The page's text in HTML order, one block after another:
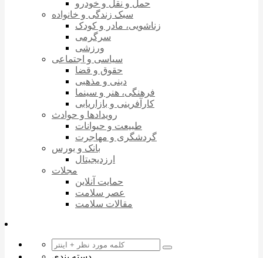
حمل و نقل و خودرو
سبک زندگی و خانواده
زناشویی، مادر و کودک
سرگرمی
ورزشی
سیاسی و اجتماعی
حقوق و قضا
دینی و مذهبی
فرهنگی، هنر و سینما
کارآفرینی و بازاریابی
رویدادها و حوادث
طبیعت و حیوانات
گردشگری و مهاجرت
بانک و بورس
ارزدیجیتال
مجلات
حمایت آنلاین
عصر سلامت
مقالات سلامت